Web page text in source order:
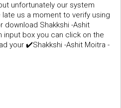
unfortunately our system
us a moment to verify using
Shakkshi -Ashit
input box you can click on the
your ✔️Shakkshi -Ashit Moitra -